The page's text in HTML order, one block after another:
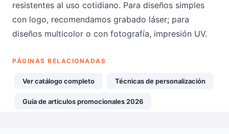
resistentes al uso cotidiano. Para diseños simples
con logo, recomendamos grabado láser; para
diseños multicolor o con fotografía, impresión UV.
PÁGINAS RELACIONADAS
Ver catálogo completo Técnicas de personalización
Guía de artículos promocionales 2026